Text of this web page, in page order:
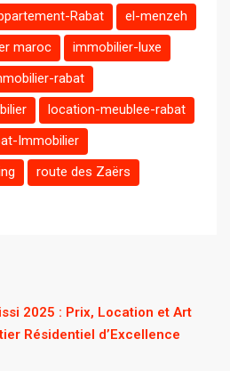
Rabat
el-menzeh
maroc
immobilier-luxe
rabat
location-meublee-rabat
Immobilier
route des Zaërs
2025 : Prix, Location et Art
Résidentiel d’Excellence